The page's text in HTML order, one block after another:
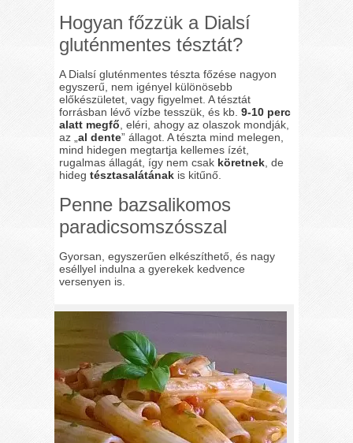
Hogyan főzzük a Dialsí
gluténmentes tésztát?
A Dialsí gluténmentes tészta főzése nagyon
egyszerű, nem igényel különösebb
előkészületet, vagy figyelmet. A tésztát
forrásban lévő vízbe tesszük, és kb.9-10 perc
alatt megfő , eléri, ahogy az olaszok mondják,
az „al dente” állagot. A tészta mind melegen,
mind hidegen megtartja kellemes ízét,
rugalmas állagát, így nem csak köretnek , de
hidegtésztasalátának is kitűnő.
Penne bazsalikomos
paradicsomszósszal
Gyorsan, egyszerűen elkészíthető, és nagy
eséllyel indulna a gyerekek kedvence
versenyen is.